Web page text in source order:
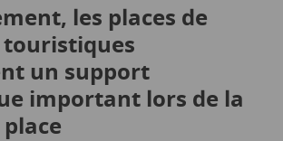
les places de
un support
important lors de la